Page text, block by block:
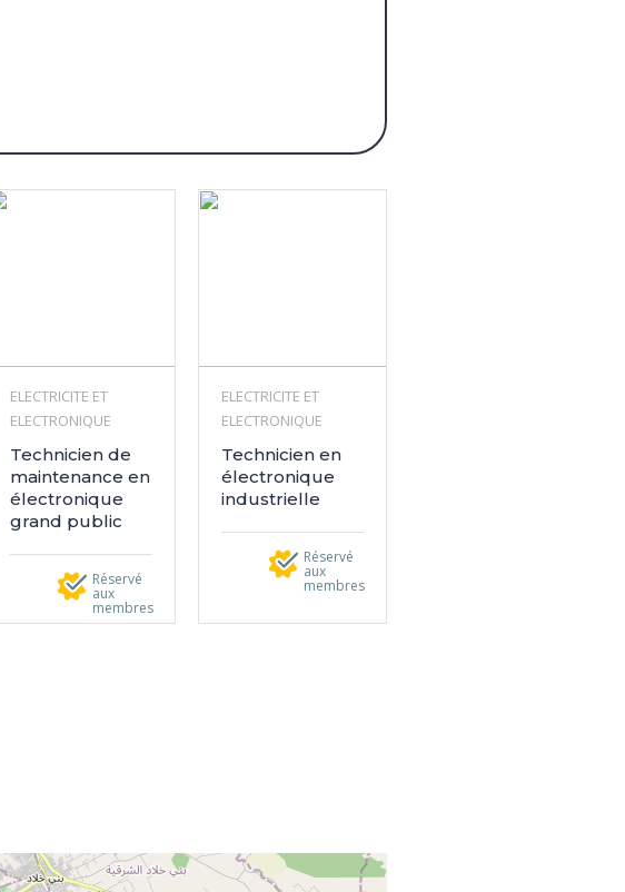
ELECTRICITE ET
ELECTRONIQUE
Technicien de
maintenance en
électronique
grand public
Réservé
aux
membres
ELECTRICITE ET
ELECTRONIQUE
Technicien en
électronique
industrielle
Réservé
aux
membres